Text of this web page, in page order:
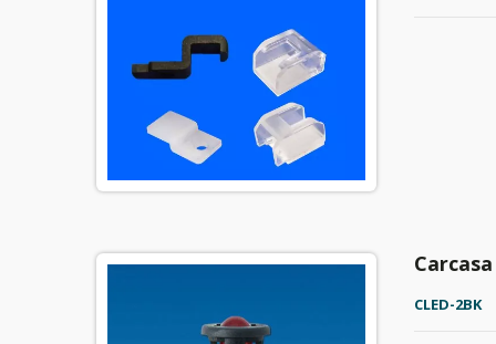
CLED-2BK